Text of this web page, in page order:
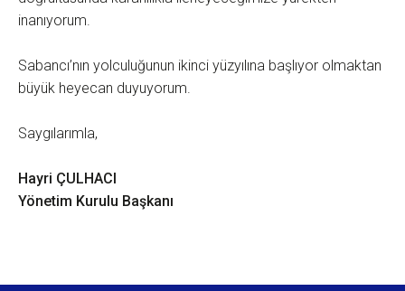
inanıyorum.
Sabancı’nın yolculuğunun ikinci yüzyılına başlıyor olmaktan
büyük heyecan duyuyorum.
Saygılarımla,
Hayri ÇULHACI
Yönetim Kurulu Başkanı